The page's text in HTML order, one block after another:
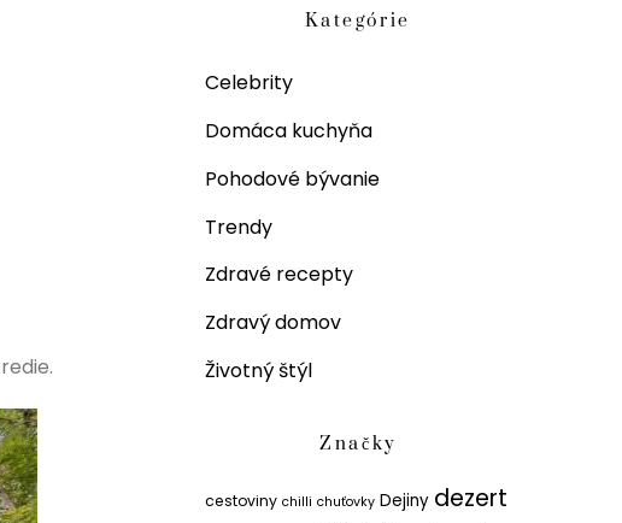
Kategórie
Celebrity
Domáca kuchyňa
Pohodové bývanie
Trendy
Zdravé recepty
Zdravý domov
Životný štýl
Značky
cestoviny chilli chuťovky Dejiny dezert